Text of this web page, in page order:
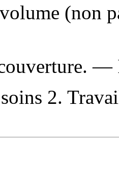
(non
—
soins 2.